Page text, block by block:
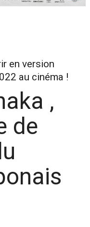
en version
au cinéma !
,
de